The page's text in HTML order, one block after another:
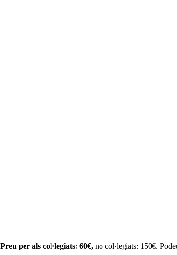
Preu per als col·legiats: 60€, no col·legiats: 150€.